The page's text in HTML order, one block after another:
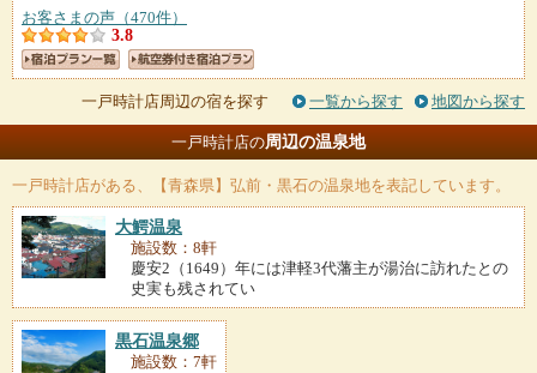
お客さまの声（470件）
3.8
一戸時計店周辺の宿を探す 一覧から探す 地図から探す
一戸時計店の周辺の温泉地
一戸時計店がある、【青森県】弘前・黒石の温泉地を表記しています。
大鰐温泉
施設数：8軒
慶安2（1649）年には津軽3代藩主が湯治に訪れたとの
史実も残されてい
黒石温泉郷
施設数：7軒